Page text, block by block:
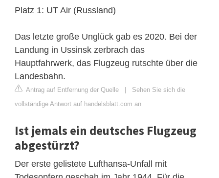
Platz 1: UT Air (Russland)
Das letzte große Unglück gab es 2020. Bei der
Landung in Ussinsk zerbrach das
Hauptfahrwerk, das Flugzeug rutschte über die
Landesbahn.
Antrag auf Entfernung der Quelle | Sehen Sie sich die
vollständige Antwort auf handelsblatt.com an
Ist jemals ein deutsches Flugzeug
abgestürzt?
Der erste gelistete Lufthansa-Unfall mit